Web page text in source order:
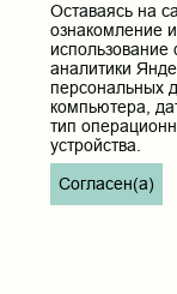
Телефон приёмной
8 (3022) 35-43-24
Электронная почта:
pochta@chitgma.ru
Официальная группа
https://vk.com/
Официальный канал
Оставаясь на
ознакомление
аналитики
персональных
компьютера,
тип
устройства.
Согласен(а)